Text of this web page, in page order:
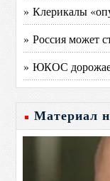
» Клерикалы
» Россия может
» ЮКОС
Материал